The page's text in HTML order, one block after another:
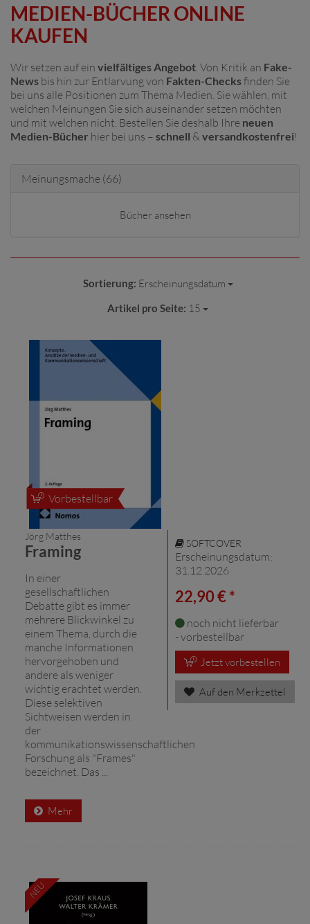
MEDIEN-BÜCHER ONLINE
KAUFEN
Wir setzen auf ein vielfältiges Angebot . Von Kritik an Fake-
News bis hin zur Entlarvung von Fakten-Checksfinden Sie
bei uns alle Positionen zum Thema Medien. Sie wählen, mit
welchen Meinungen Sie sich auseinander setzen möchten
und mit welchen nicht. Bestellen Sie deshalb Ihre neuen
Medien-Bücher hier bei uns – schnell & versandkostenfrei!
Meinungsmache (66)
Bücher ansehen
Sortierung: Erscheinungsdatum
Artikel pro Seite: 15
Vorbestellbar
Jörg Matthes
Framing
In einer
gesellschaftlichen
Debatte gibt es immer
mehrere Blickwinkel zu
einem Thema, durch die
manche Informationen
hervorgehoben und
andere als weniger
wichtig erachtet werden.
Diese selektiven
Sichtweisen werden in
der
kommunikationswissenschaftlichen
Forschung als "Frames"
bezeichnet. Das ...
Mehr
SOFTCOVER
Erscheinungsdatum:
31.12.2026
22,90 € *
noch nicht lieferbar
- vorbestellbar
Jetzt vorbestellen
Auf den Merkzettel
NEU